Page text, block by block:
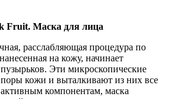
Fruit. Маска для лица
расслабляющая процедура по
на кожу, начинает
Эти микроскопические
кожи и выталкивают из них все
активным компонентам, маска